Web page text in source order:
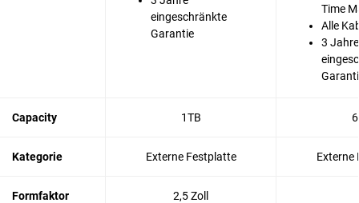
eingeschränkte
Garantie
Time
Alle
3 Jahre
Capacity 1TB
Kategorie Externe Festplatte Externe
Formfaktor 2,5 Zoll